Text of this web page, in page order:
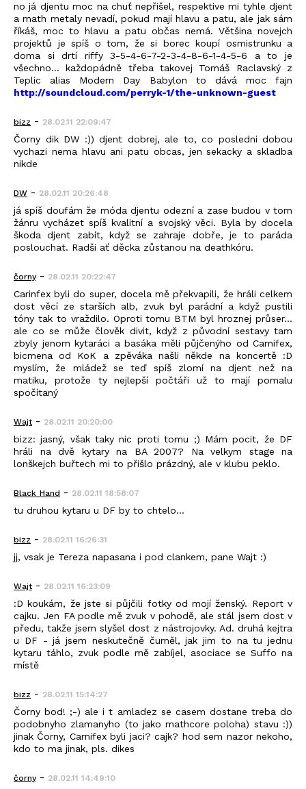
no já djentu moc na chuť nepřišel, respektive mi tyhle djent
a math metaly nevadí, pokud mají hlavu a patu, ale jak sám
říkáš, moc to hlavu a patu občas nemá. Většina novejch
projektů je spíš o tom, že si borec koupí osmistrunku a
doma si drtí riffy 3-5-4-6-7-2-3-4-8-6-1-4-5-6 a to je
všechno... každopádně třeba takovej Tomáš Raclavský z
Teplic alias Modern Day Babylon to dává moc fajn
http://soundcloud.com/perryk-1/the-unknown-guest
bizz - 28.02.11 22:09:47
Čorny dik DW :)) djent dobrej, ale to, co posledni dobou
vychazi nema hlavu ani patu obcas, jen sekacky a skladba
nikde
DW - 28.02.11 20:26:48
já spíš doufám že móda djentu odezní a zase budou v tom
žánru vycházet spíš kvalitní a svojský věci. Byla by docela
škoda djent zabít, když se zahraje dobře, je to paráda
poslouchat. Radši ať děcka zůstanou na deathkóru.
čorny - 28.02.11 20:22:47
Carinfex byli do super, docela mě překvapili, že hráli celkem
dost věcí ze starších alb, zvuk byl parádní a když pustili
tóny tak to vraždilo. Oproti tomu BTM byl hroznej průser...
ale co se může člověk divit, když z původní sestavy tam
zbyly jenom kytaráci a basáka měli půjčenýho od Carnifex,
bicmena od KoK a zpěváka našli někde na koncertě :D
myslím, že mládež se teď spíš zlomí na djent než na
matiku, protože ty nejlepší počtáři už to mají pomalu
spočítaný
Wajt- 28.02.11 20:20:00
bizz: jasný, však taky nic proti tomu ;) Mám pocit, že DF
hráli na dvě kytary na BA 2007? Na velkym stage na
lonškejch buřtech mi to přišlo prázdný, ale v klubu peklo.
Black_Hand - 28.02.11 18:58:07
tu druhou kytaru u DF by to chtelo...
bizz - 28.02.11 16:26:31
jj, vsak je Tereza napasana i pod clankem, pane Wajt :)
Wajt- 28.02.11 16:23:09
:D koukám, že jste si půjčili fotky od mojí ženský. Report v
cajku. Jen FA podle mě zvuk v pohodě, ale stál jsem dost v
předu, takže jsem slyšel dost z nástrojovky. Ad. druhá kejtra
u DF - já jsem neskutečně čuměl, jak jim to na tu jednu
kytaru táhlo, zvuk podle mě zabíjel, asociace se Suffo na
místě
bizz - 28.02.11 15:14:27
Čorny bod! ;-) ale i t amladez se casem dostane treba do
podobnyho zlamanyho (to jako mathcore poloha) stavu :))
jinak Čorny, Carnifex byli jaci? cajk? hod sem nazor nekoho,
kdo to ma jinak, pls. dikes
čorny - 28.02.11 14:49:10